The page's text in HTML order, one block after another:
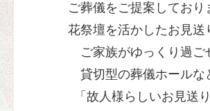
ご葬儀を ご提案しており
花祭壇を活かしたお見送
ご家族がゆっくり過ご
貸切型の葬儀ホールな
「故人様らしいお見送